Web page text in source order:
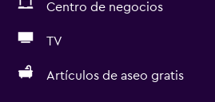
Centro de negocios
TV
Artículos de aseo gratis